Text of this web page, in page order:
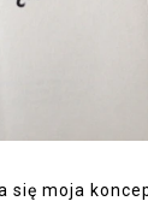
się moja